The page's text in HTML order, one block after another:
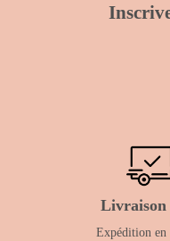
Livraison
Expédition en